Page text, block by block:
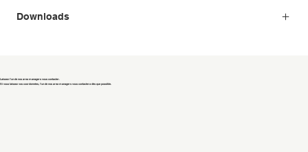
Downloads
Laissez l'un de nos area managers vous contacter.
Si vous laissez vos coordonnées, l'un de nos area managers vous contactera dès que possible.